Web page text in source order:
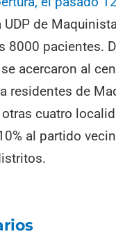
UDP de
8000 pacientes.
acercaron al
residentes de
cuatro
al partido